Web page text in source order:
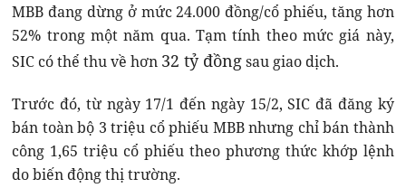
MBB đang dừng ở mức 24.000 đồng/cổ phiếu, tăng hơn
52% trong một năm qua. Tạm tính theo mức giá này,
SIC có thể thu về hơn 32 tỷ đồngsau giao dịch.
Trước đó, từ ngày 17/1 đến ngày 15/2, SIC đã đăng ký
bán toàn bộ 3 triệu cổ phiếu MBB nhưng chỉ bán thành
công 1,65 triệu cổ phiếu theo phương thức khớp lệnh
do biến động thị trường.